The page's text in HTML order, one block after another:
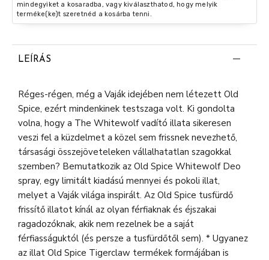
mindegyiket a kosaradba, vagy kiválaszthatod, hogy melyik
terméke(ke)t szeretnéd a kosárba tenni.
LEÍRÁS
Réges-régen, még a Vaják idejében nem létezett Old
Spice, ezért mindenkinek testszaga volt. Ki gondolta
volna, hogy a The Whitewolf vadító illata sikeresen
veszi fel a küzdelmet a közel sem frissnek nevezhető,
társasági összejöveteleken vállalhatatlan szagokkal
szemben? Bemutatkozik az Old Spice Whitewolf Deo
spray, egy limitált kiadású mennyei és pokoli illat,
melyet a Vaják világa inspirált. Az Old Spice tusfürdő
frissítő illatot kínál az olyan férfiaknak és éjszakai
ragadozóknak, akik nem rezelnek be a saját
férfiasságuktól (és persze a tusfürdőtől sem). * Ugyanez
az illat Old Spice Tigerclaw termékek formájában is